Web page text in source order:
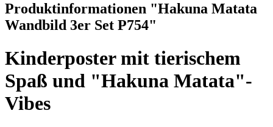
Produktinformationen "Hakuna Matata
Wandbild 3er Set P754"
Kinderposter mit tierischem
Spaß und "Hakuna Matata"-
Vibes